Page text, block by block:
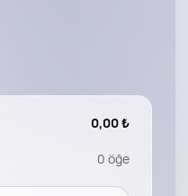
0,00 ₺
0 öğe